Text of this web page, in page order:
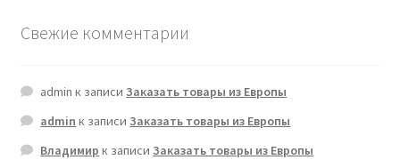
Свежие комментарии
admin к записиЗаказать товары из Европы
admin к записиЗаказать товары из Европы
Владимир к записиЗаказать товары из Европы